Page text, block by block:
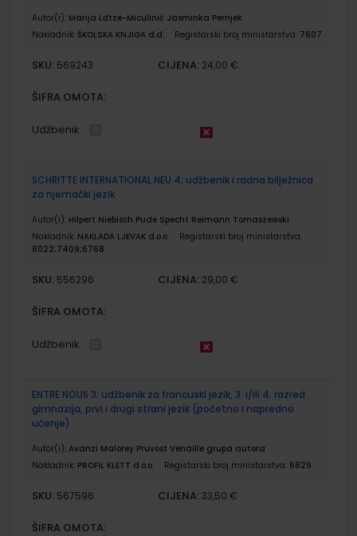
Autor(i): Marija Lđtze-Miculinić Jasminka Pernjek
Nakladnik: ŠKOLSKA KNJIGA d.d. Registarski broj ministarstva: 7607
SKU: 569243 CIJENA: 24,00 €
ŠIFRA OMOTA:
Udžbenik
SCHRITTE INTERNATIONAL NEU 4; udžbenik i radna bilježnica
za njemački jezik
Autor(i): Hilpert Niebisch Pude Specht Reimann Tomaszewski
Nakladnik: NAKLADA LJEVAK d.o.o.
Registarski broj ministarstva:
8022;7409;6768
SKU: 556296 CIJENA: 29,00 €
ŠIFRA OMOTA:
Udžbenik
ENTRE NOUS 3; udžbenik za francuski jezik, 3. i/ili 4. razred
gimnazija, prvi i drugi strani jezik (početno i napredno
učenje)
Autor(i): Avanzi Malorey Pruvost Venaille grupa autora
Nakladnik: PROFIL KLETT d.o.o. Registarski broj ministarstva: 6829
SKU: 567596 CIJENA: 33,50 €
ŠIFRA OMOTA: